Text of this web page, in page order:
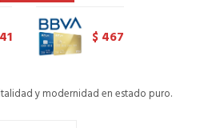
$ 467
y modernidad en estado puro.